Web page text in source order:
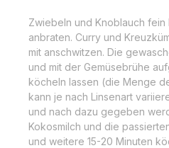
Zwiebeln und Knoblauch fein
anbraten. Curry und
mit anschwitzen. Die
und mit der Gemüsebrühe
köcheln lassen (die Menge
kann je nach Linsenart
und nach dazu gegeben
Kokosmilch und die
und weitere 15-20 Minuten